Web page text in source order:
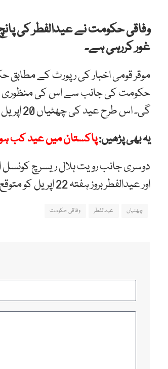
وفاقی حکومت نے عیدالفطر کی
غور کررہی ہے۔
موقر قومی اخبار کی رپورٹ کے مطابق
حکومت کی جانب سے اس کی منظوری
گی۔ اس طرح عید کی چھٹیاں 20 اپریل سے 25 اپریل تک ہوں گی۔
یہ بھی پڑھیں:پاکستان میں عید کب
دوسری جانب رویت ہلال ریسرچ
اور عیدالفطر بروز ہفتہ 22 اپریل کو متوقع ہے۔
چھٹیاں عیدالفطر وفاقی حکومت